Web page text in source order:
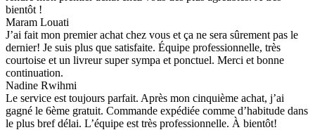
bientôt !
Maram Louati
J’ai fait mon premier achat chez vous et ça ne sera sûrement pas le
dernier! Je suis plus que satisfaite. Équipe professionnelle, très
courtoise et un livreur super sympa et ponctuel. Merci et bonne
continuation.
Nadine Rwihmi
Le service est toujours parfait. Après mon cinquième achat, j’ai
gagné le 6ème gratuit. Commande expédiée comme d’habitude dans
le plus bref délai. L’équipe est très professionnelle. À bientôt!